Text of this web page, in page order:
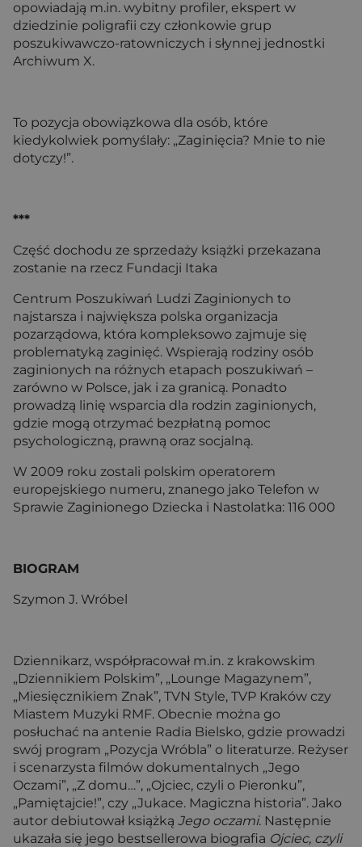
opowiadają m.in. wybitny profiler, ekspert w
dziedzinie poligrafii czy członkowie grup
poszukiwawczo-ratowniczych i słynnej jednostki
Archiwum X.
To pozycja obowiązkowa dla osób, które
kiedykolwiek pomyślały: „Zaginięcia? Mnie to nie
dotyczy!”.
***
Część dochodu ze sprzedaży książki przekazana
zostanie na rzecz Fundacji Itaka
Centrum Poszukiwań Ludzi Zaginionych to
najstarsza i największa polska organizacja
pozarządowa, która kompleksowo zajmuje się
problematyką zaginięć. Wspierają rodziny osób
zaginionych na różnych etapach poszukiwań –
zarówno w Polsce, jak i za granicą. Ponadto
prowadzą linię wsparcia dla rodzin zaginionych,
gdzie mogą otrzymać bezpłatną pomoc
psychologiczną, prawną oraz socjalną.
W 2009 roku zostali polskim operatorem
europejskiego numeru, znanego jako Telefon w
Sprawie Zaginionego Dziecka i Nastolatka: 116 000
BIOGRAM
Szymon J. Wróbel
Dziennikarz, współpracował m.in. z krakowskim
„Dziennikiem Polskim”, „Lounge Magazynem”,
„Miesięcznikiem Znak”, TVN Style, TVP Kraków czy
Miastem Muzyki RMF. Obecnie można go
posłuchać na antenie Radia Bielsko, gdzie prowadzi
swój program „Pozycja Wróbla” o literaturze. Reżyser
i scenarzysta filmów dokumentalnych „Jego
Oczami”, „Z domu…”, „Ojciec, czyli o Pieronku”,
„Pamiętajcie!”, czy „Jukace. Magiczna historia”. Jako
autor debiutował książką Jego oczami. Następnie
ukazała się jego bestsellerowa biografia Ojciec, czyli